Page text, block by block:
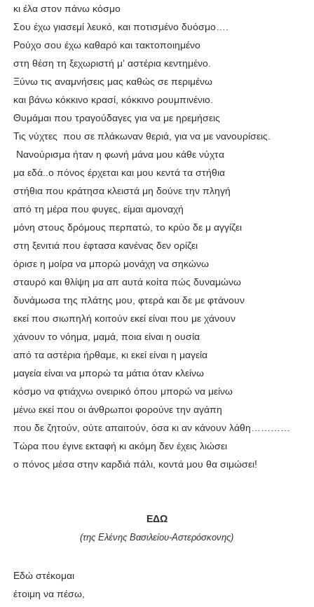
κι έλα στον πάνω κόσμο
Σου έχω γιασεμί λευκό, και ποτισμένο δυόσμο….
Ρούχο σου έχω καθαρό και τακτοποιημένο
στη θέση τη ξεχωριστή μ‘ αστέρια κεντημένο.
Ξύνω τις αναμνήσεις μας καθώς σε περιμένω
και βάνω κόκκινο κρασί, κόκκινο ρουμπινένιο.
Θυμάμαι που τραγούδαγες για να με ηρεμήσεις
Τις νύχτες που σε πλάκωναν θεριά, για να με νανουρίσεις.
Νανούρισμα ήταν η φωνή μάνα μου κάθε νύχτα
μα εδά..ο πόνος έρχεται και μου κεντά τα στήθια
στήθια που κράτησα κλειστά μη δούνε την πληγή
από τη μέρα που φυγες, είμαι αμοναχή
μόνη στους δρόμους περπατώ, το κρύο δε μ αγγίζει
στη ξενιτιά που έφτασα κανένας δεν ορίζει
όρισε η μοίρα να μπορώ μονάχη να σηκώνω
σταυρό και θλίψη μα απ αυτά κοίτα πώς δυναμώνω
δυνάμωσα της πλάτης μου, φτερά και δε με φτάνουν
εκεί που σιωπηλή κοιτούν εκεί είναι που με χάνουν
χάνουν το νόημα, μαμά, ποια είναι η ουσία
από τα αστέρια ήρθαμε, κι εκεί είναι η μαγεία
μαγεία είναι να μπορώ τα μάτια όταν κλείνω
κόσμο να φτιάχνω ονειρικό όπου μπορώ να μείνω
μένω εκεί που οι άνθρωποι φορούνε την αγάπη
που δε ζητούν, ούτε απαιτούν, όσα κι αν κάνουν λάθη…………
Τώρα που έγινε εκταφή κι ακόμη δεν έχεις λιώσει
ο πόνος μέσα στην καρδιά πάλι, κοντά μου θα σιμώσει!
ΕΔΩ
(της Ελένης Βασιλείου-Αστερόσκονης)
Εδώ στέκομαι
έτοιμη να πέσω,